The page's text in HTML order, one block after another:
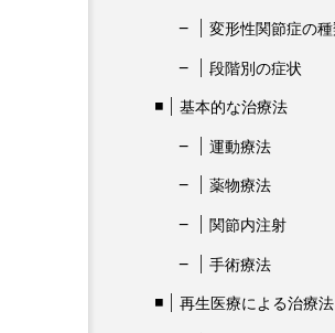
変形性関節症の
段階別の症状
基本的な治療法
運動療法
薬物療法
関節内注射
手術療法
再生医療による治療法